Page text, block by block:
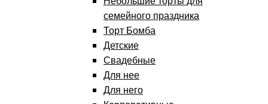
семейного праздника
Торт Бомба
Детские
Свадебные
Для нее
Для него